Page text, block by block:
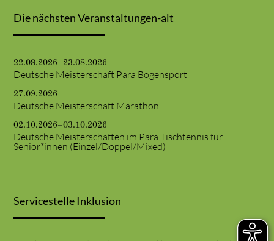
Die nächsten Veranstaltungen-alt
22.08.2026–23.08.2026
Deutsche Meisterschaft Para Bogensport
27.09.2026
Deutsche Meisterschaft Marathon
02.10.2026–03.10.2026
Deutsche Meisterschaften im Para Tischtennis für
Senior*innen (Einzel/Doppel/Mixed)
Servicestelle Inklusion